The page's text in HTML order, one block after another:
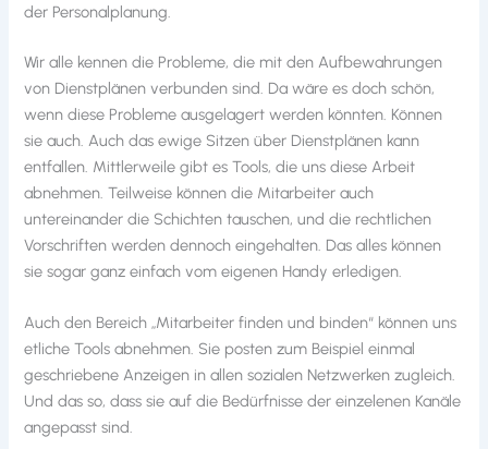
der Personalplanung.
Wir alle kennen die Probleme, die mit den Aufbewahrungen
von Dienstplänen verbunden sind. Da wäre es doch schön,
wenn diese Probleme ausgelagert werden könnten. Können
sie auch. Auch das ewige Sitzen über Dienstplänen kann
entfallen. Mittlerweile gibt es Tools, die uns diese Arbeit
abnehmen. Teilweise können die Mitarbeiter auch
untereinander die Schichten tauschen, und die rechtlichen
Vorschriften werden dennoch eingehalten. Das alles können
sie sogar ganz einfach vom eigenen Handy erledigen.
Auch den Bereich „Mitarbeiter finden und binden“ können uns
etliche Tools abnehmen. Sie posten zum Beispiel einmal
geschriebene Anzeigen in allen sozialen Netzwerken zugleich.
Und das so, dass sie auf die Bedürfnisse der einzelenen Kanäle
angepasst sind.